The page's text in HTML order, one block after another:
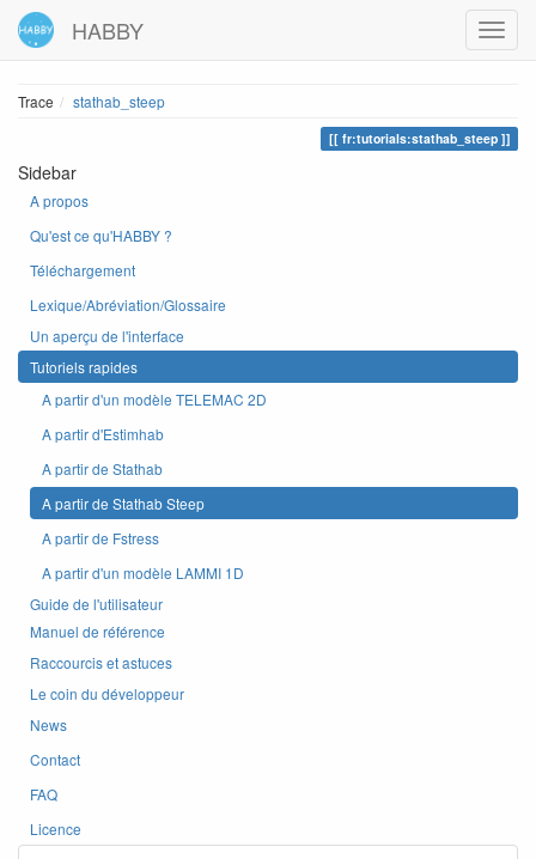
HABBY
Trace stathab_steep
fr:tutorials:stathab_steep
Sidebar
A propos
Qu'est ce qu'HABBY ?
Téléchargement
Lexique/Abréviation/Glossaire
Un aperçu de l'interface
Tutoriels rapides
A partir d'un modèle TELEMAC 2D
A partir d'Estimhab
A partir de Stathab
A partir de Stathab Steep
A partir de Fstress
A partir d'un modèle LAMMI 1D
Guide de l'utilisateur
Manuel de référence
Raccourcis et astuces
Le coin du développeur
News
Contact
FAQ
Licence